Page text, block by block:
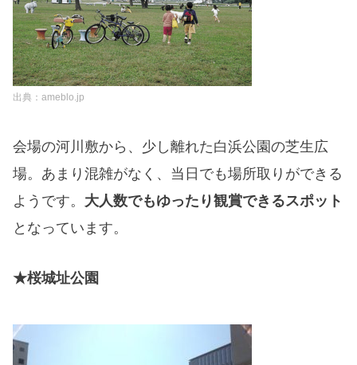
出典：ameblo.jp
会場の河川敷から、少し離れた白浜公園の芝生広
場。あまり混雑がなく、当日でも場所取りができる
ようです。 大人数でもゆったり観賞できるスポット
となっています。
★桜城址公園